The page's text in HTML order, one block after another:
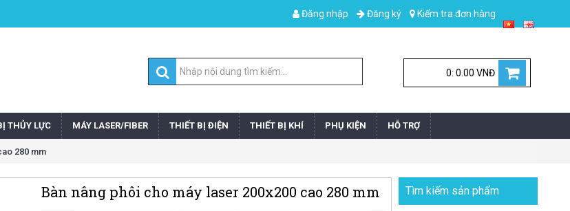
Kiểm tra đơn hàng
Đăng ký
Đăng nhập
0: 0.00 VNĐ
THỦY LỰC MÁY LASER/FIBER THIẾT BỊ ĐIỆN THIẾT BỊ KHÍ PHỤ KIỆN HỖ TRỢ
280 mm
Bàn nâng phôi cho máy laser 200x200 cao 280 mm Tìm kiếm sản phẩm